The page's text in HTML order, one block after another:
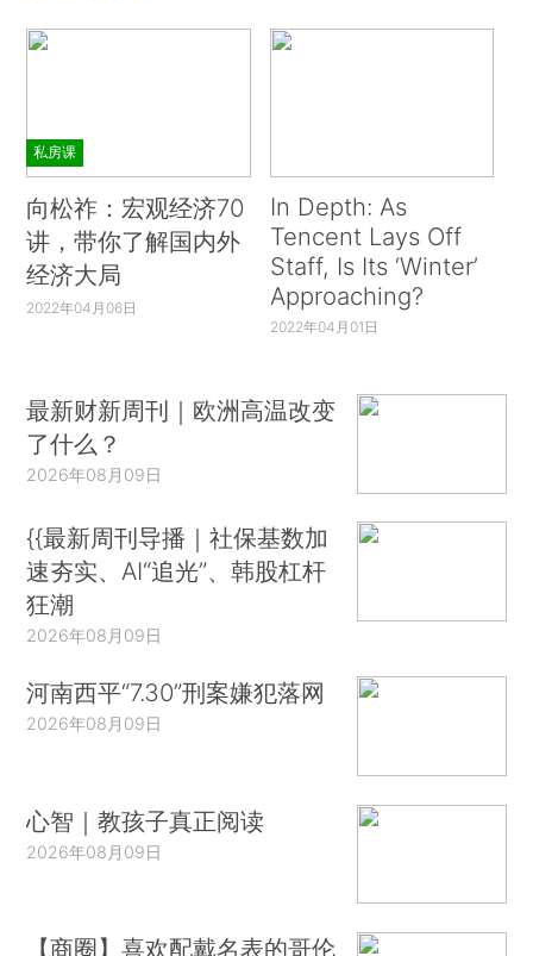
私房课
向松祚：宏观经济70
讲，带你了解国内外
经济大局
2022年04月06日
In Depth: As
Tencent Lays Off
Staff, Is Its ‘Winter’
Approaching?
2022年04月01日
最新财新周刊｜欧洲高温改变
了什么？
2026年08月09日
{{最新周刊导播｜社保基数加
速夯实、AI“追光”、韩股杠杆
狂潮
2026年08月09日
河南西平“7.30”刑案嫌犯落网
2026年08月09日
心智｜教孩子真正阅读
2026年08月09日
【商圈】喜欢配戴名表的哥伦